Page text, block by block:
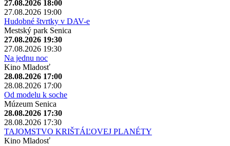
27.08.2026 18:00
27.08.2026 19:00
Hudobné štvrtky v DAV-e
Mestský park Senica
27.08.2026 19:30
27.08.2026 19:30
Na jednu noc
Kino Mladosť
28.08.2026 17:00
28.08.2026 17:00
Od modelu k soche
Múzeum Senica
28.08.2026 17:30
28.08.2026 17:30
TAJOMSTVO KRIŠTÁĽOVEJ PLANÉTY
Kino Mladosť